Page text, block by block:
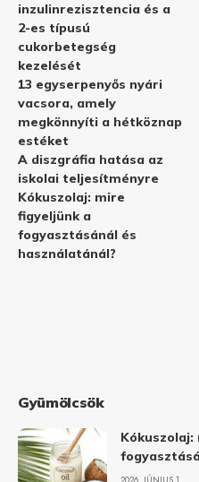
inzulinrezisztencia és a
2-es típusú
cukorbetegség
kezelését
13 egyserpenyős nyári
vacsora, amely
megkönnyíti a hétköznap
estéket
A diszgráfia hatása az
iskolai teljesítményre
Kókuszolaj: mire
figyeljünk a
fogyasztásánál és
használatánál?
Gyümölcsök